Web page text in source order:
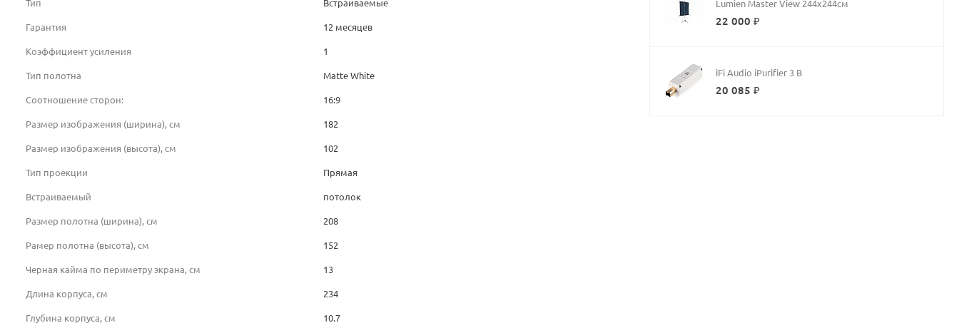
Тип Встраиваемые
Гарантия 12 месяцев
Коэффициент усиления 1
Тип полотна Matte White
Соотношение сторон: 16:9
Размер изображения (ширина), см 182
Размер изображения (высота), см 102
Тип проекции Прямая
Встраиваемый потолок
Размер полотна (ширина), см 208
Рамер полотна (высота), см 152
Черная кайма по периметру экрана, см 13
Длина корпуса, см 234
Глубина корпуса, см 10.7
Lumien Master View 244x244см
22 000 ₽
iFi Audio iPurifier 3 B
20 085 ₽